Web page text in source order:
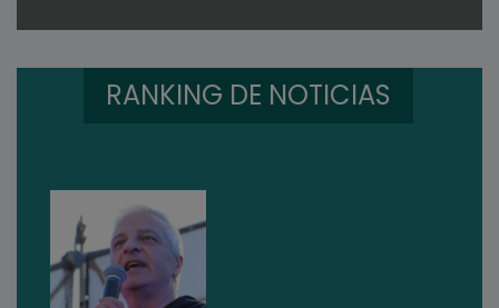
RANKING DE NOTICIAS